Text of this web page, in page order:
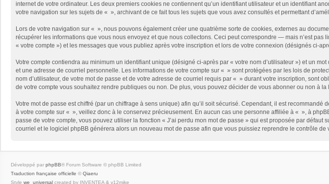
internet de votre ordinateur. Les deux premiers cookies ne contiennent qu’un identifiant utilisateur et un identifiant
votre navigation sur les sujets de « », archivant de ce fait tous les sujets que vous avez consultés et permettant
Lors de votre navigation sur « », nous pouvons également créer une quatrième sorte de cookies, externes au
récupérer les informations que vous nous envoyez et que nous collectons. Ceci peut correspondre — mais n’est
« votre compte ») et les messages que vous publiez après votre inscription et lors de votre connexion (désignés ci-
Votre compte contiendra au minimum un identifiant unique (désigné ci-après par « votre nom d’utilisateur ») et un
et une adresse de courriel personnelle. Les informations de votre compte sur « » sont protégées par les lois de
nom d’utilisateur, de votre mot de passe et de votre adresse de courriel requis par « » durant votre inscription,
de votre compte vous souhaitez rendre publiques ou non. De plus, vous pouvez décider de vous abonner ou non à
Votre mot de passe est chiffré (par un chiffrage à sens unique) afin qu’il soit sécurisé. Cependant, il est
à votre compte sur « », veillez donc à le conservez précieusement. En aucun cas une personne affiliée à « », à
passe de votre compte, vous pouvez utiliser la fonction « J’ai perdu mon mot de passe » qui est proposée par
courriel et le logiciel phpBB générera alors un nouveau mot de passe afin que vous puissiez reprendre le contrôle de
Développé par phpBB® Forum Software © phpBB Limited
Traduction française officielle © Qiaeru
Style we_universal created by INVENTEA & v12mike